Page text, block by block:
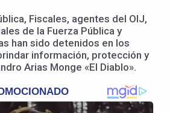
Fiscales, agentes del OIJ,
de la Fuerza Pública y
han sido detenidos en los
información, protección y
Arias Monge «El Diablo».